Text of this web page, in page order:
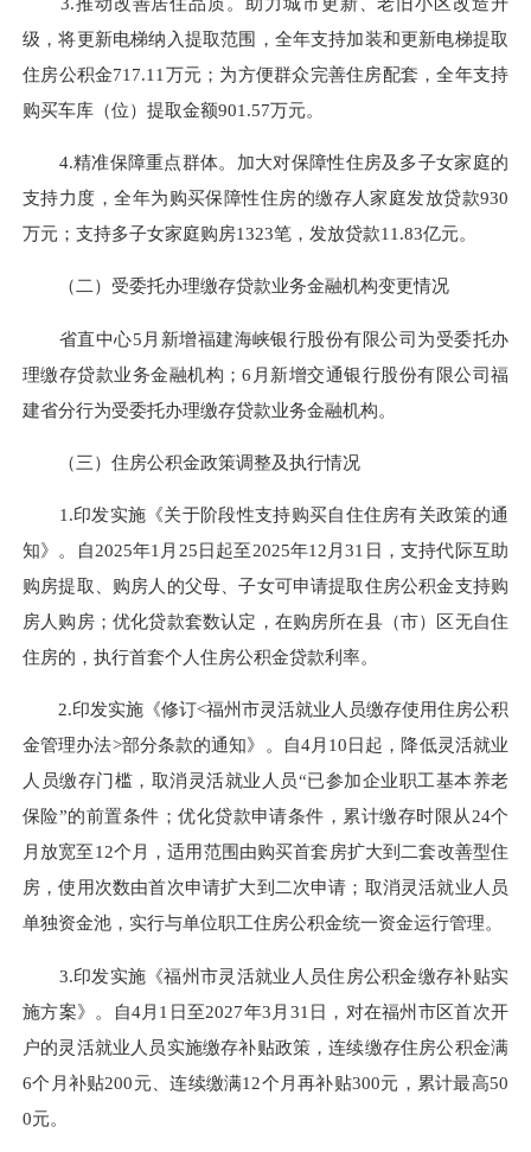
级，将更新电梯纳入提取范围，全年支持加装和更新电梯提取
住房公积金717.11万元； 为方便群众完善住房配套，全年支持
购买车库（位）提取金额901.57万元。
4.精准保障重点群体。 加大对保障性住房及多子女家庭的
支持力度，全年为购买保障性住房的缴存人家庭发放贷款930
万元；支持多子女家庭购房1323笔，发放贷款11.83亿元。
（二）受委托办理缴存贷款业务金融机构变更情况
省直中心5月新增福建海峡银行股份有限公司为受委托办
理缴存贷款业务金融机构；6月新增交通银行股份有限公司福
建省分行为受委托办理缴存贷款业务金融机构。
（三） 住房公积金政策调整及执行情况
1.印发实施 《关于阶段性支持购买自住住房有关政策的通
知》 。 自2025年1月 25日起至2025年12月31日 ，支持代际互助
购房提取、 购房人的父母、子女可申请提取住房公积金支持购
房人购房；优化贷款套数认定， 在购房所在县（市）区无自住
住房的，执行首套个人住房公积金贷款利率。
2.印发实施 《修订<福州市灵活就业人员缴存使用住房公积
金管理办法>部分条款的通知》
。 自4月10日起， 降低灵活就业
人员缴存门槛， 取消灵活就业人员“已参加企业职工基本养老
保险”的前置条件 ；优化贷款申请条件， 累计缴存时限从24个
月放宽至12个月，适用范围由购买首套房扩大到二套改善型住
房 ，使用次数由首次申请扩大到二次申请 ； 取消灵活就业人员
单独资金池，实行与单位职工住房公积金统一资金运行管理。
3.印发实施 《福州市灵活就业人员住房公积金缴存补贴实
施方案》 。
自4月1日至2027年3月31日，对在福州市区首次开
户的灵活就业人员实施缴存补贴政策，连续缴存住房公积金满
6个月补贴200元、连续缴满12个 月再补贴300元，累计最高50
0元。